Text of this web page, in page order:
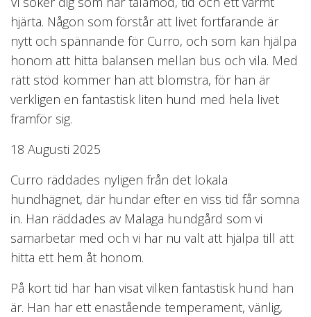
hjärta. Någon som förstår att livet fortfarande är
nytt och spännande för Curro, och som kan hjälpa
honom att hitta balansen mellan bus och vila. Med
rätt stöd kommer han att blomstra, för han är
verkligen en fantastisk liten hund med hela livet
framför sig.
18 Augusti 2025
Curro räddades nyligen från det lokala
hundhägnet, där hundar efter en viss tid får somna
in. Han räddades av Malaga hundgård som vi
samarbetar med och vi har nu valt att hjälpa till att
hitta ett hem åt honom.
På kort tid har han visat vilken fantastisk hund han
är. Han har ett enastående temperament, vänlig,